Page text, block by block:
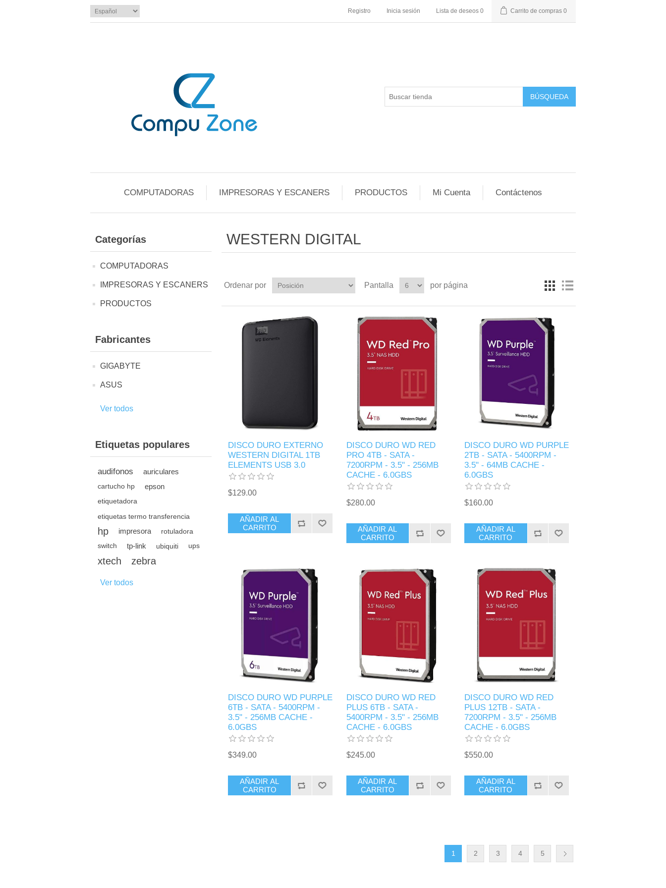
Registro Inicia sesión Lista de deseos 0 Carrito de compras 0
BÚSQUEDA
COMPUTADORAS IMPRESORAS Y ESCANERS PRODUCTOS Mi Cuenta Contáctenos
Categorías
COMPUTADORAS
IMPRESORAS Y ESCANERS
PRODUCTOS
Fabricantes
GIGABYTE
ASUS
Ver todos
Etiquetas populares
audifonos auriculares
cartucho hp epson
etiquetadora
etiquetas termo transferencia
hp impresora rotuladora
switch tp-link ubiquiti ups
xtech zebra
Ver todos
WESTERN DIGITAL
Ordenar por Pantalla por página
DISCO DURO EXTERNO
WESTERN DIGITAL 1TB
ELEMENTS USB 3.0
$129.00
AÑADIR AL
CARRITO
DISCO DURO WD RED
PRO 4TB - SATA -
7200RPM - 3.5" - 256MB
CACHE - 6.0GBS
$280.00
AÑADIR AL
CARRITO
DISCO DURO WD PURPLE
2TB - SATA - 5400RPM -
3.5" - 64MB CACHE -
6.0GBS
$160.00
AÑADIR AL
CARRITO
DISCO DURO WD PURPLE
6TB - SATA - 5400RPM -
3.5" - 256MB CACHE -
6.0GBS
$349.00
AÑADIR AL
CARRITO
DISCO DURO WD RED
PLUS 6TB - SATA -
5400RPM - 3.5" - 256MB
CACHE - 6.0GBS
$245.00
AÑADIR AL
CARRITO
DISCO DURO WD RED
PLUS 12TB - SATA -
7200RPM - 3.5" - 256MB
CACHE - 6.0GBS
$550.00
AÑADIR AL
CARRITO
1 2 3 4 5